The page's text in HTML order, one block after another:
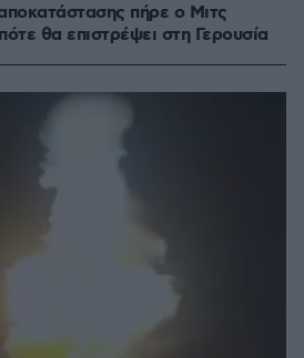
πήρε ο Μιτς
θα επιστρέψει στη Γερουσία